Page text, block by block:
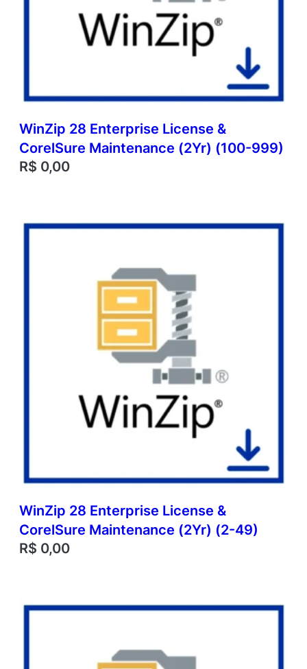
WinZip 28 Enterprise License &
CorelSure Maintenance (2Yr) (100-999)
R$ 0,00
WinZip 28 Enterprise License &
CorelSure Maintenance (2Yr) (2-49)
R$ 0,00